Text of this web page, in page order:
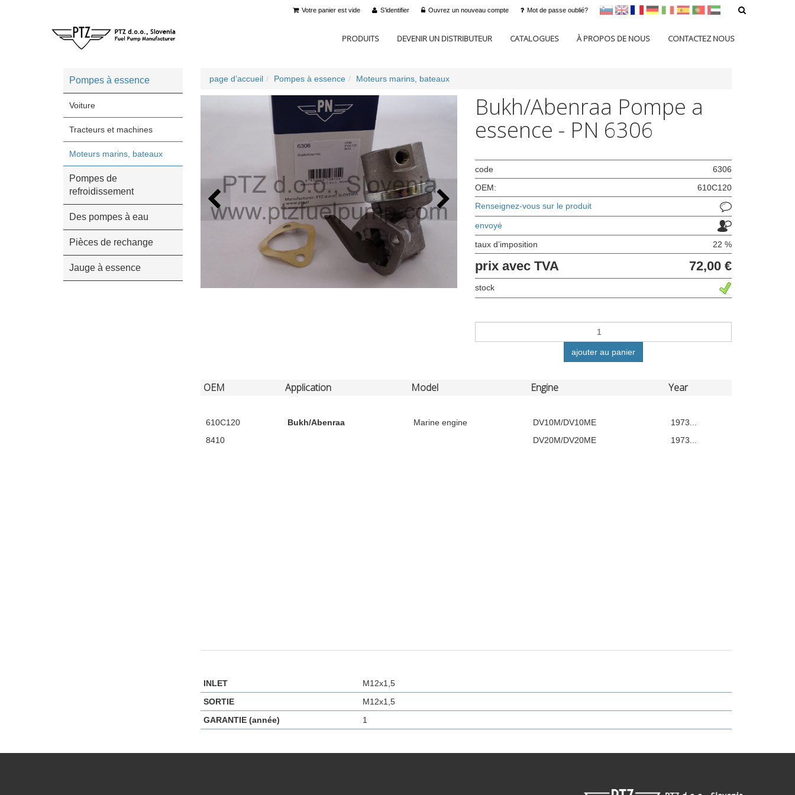
sl en francoščina
Nemščina
Italijanščina
Španščina
PortugalArabščina
S’identifier Ouvrez un nouveau compte Mot de passe oublié?
Votre panier est vide
PRODUITS DEVENIR UN DISTRIBUTEUR CATALOGUES À PROPOS DE NOUS CONTACTEZ NOUS
Pompes à essence
Voiture
Tracteurs et machines
Moteurs marins, bateaux
Pompes de
refroidissement
Des pompes à eau
Pièces de rechange
Jauge à essence
page d’accueil Pompes à essence Moteurs marins, bateaux
Bukh/Abenraa Pompe a
essence - PN 6306
code
6306
OEM:
610C120
Renseignez-vous sur le produit
envoyé
taux d’imposition 22 %
prix avec TVA 72,00 €
stock
ajouter au panier
OEM Application Model Engine Year
610C120 Bukh/Abenraa Marine engine DV10M/DV10ME
1973...
8410
DV20M/DV20ME 1973...
INLET
M12x1,5
SORTIE
M12x1,5
GARANTIE (année)
1